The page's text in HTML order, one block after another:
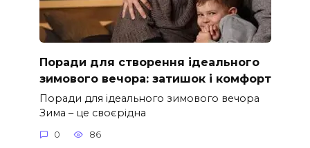
Поради для створення ідеального
зимового вечора: затишок і комфорт
Поради для ідеального зимового вечора
Зима – це своєрідна
0 86